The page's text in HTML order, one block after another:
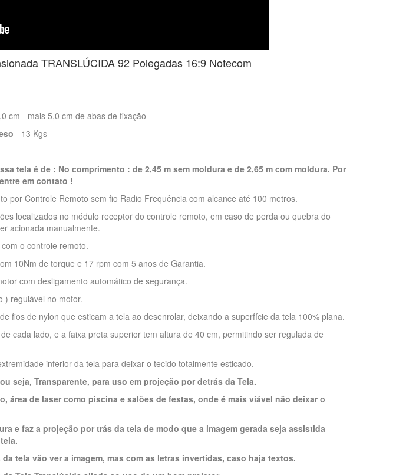
TRANSLÚCIDA 92 Polegadas 16:9 Notecom
cm - mais 5,0 cm de abas de fixação
- 13 Kgs
tela é de : No comprimento : de 2,45 m sem moldura e de 2,65 m com moldura. Por
em contato !
por Controle Remoto sem fio Radio Frequência com alcance até 100 metros.
localizados no módulo receptor do controle remoto, em caso de perda ou quebra do
acionada manualmente.
o controle remoto.
10Nm de torque e 17 rpm com 5 anos de Garantia.
com desligamento automático de segurança.
) regulável no motor.
fios de nylon que esticam a tela ao desenrolar, deixando a superfície da tela 100% plana.
cada lado, e a faixa preta superior tem altura de 40 cm, permitindo ser regulada de
inferior da tela para deixar o tecido totalmente esticado.
seja, Transparente, para uso em projeção por detrás da Tela.
área de laser como piscina e salões de festas, onde é mais viável não deixar o
e faz a projeção por trás da tela de modo que a imagem gerada seja assistida
tela vão ver a imagem, mas com as letras invertidas, caso haja textos.